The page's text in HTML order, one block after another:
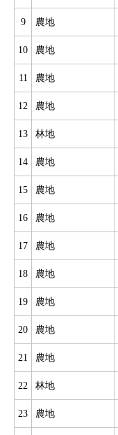
9 農地
10 農地
11 農地
12 農地
13 林地
14 農地
15 農地
16 農地
17 農地
18 農地
19 農地
20 農地
21 農地
22 林地
23 農地